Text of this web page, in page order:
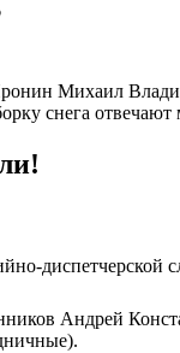
Михаил
снега
диспетчерской
Андрей